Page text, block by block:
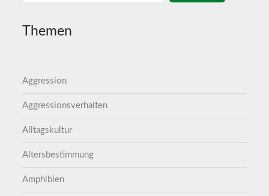
Themen
Aggression
Aggressionsverhalten
Alltagskultur
Altersbestimmung
Amphibien